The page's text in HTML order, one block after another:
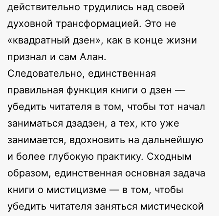
действительно трудились над своей
духовной трансформацией. Это не
«квадратный дзен», как в конце жизни
признал и сам Алан.
Следовательно, единственная
правильная функция книги о дзен —
убедить читателя в том, чтобы тот начал
заниматься дзадзен, а тех, кто уже
занимается, вдохновить на дальнейшую
и более глубокую практику. Сходным
образом, единственная основная задача
книги о мистицизме — в том, чтобы
убедить читателя заняться мистической